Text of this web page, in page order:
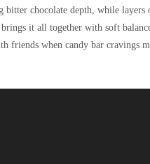
bitter chocolate depth, while layers
it all together with soft
friends when candy bar cravings